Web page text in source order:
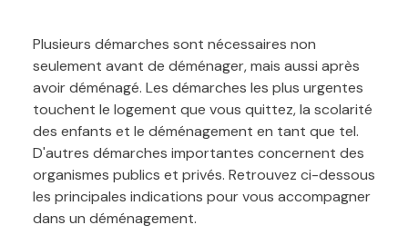
Plusieurs démarches sont nécessaires non
seulement avant de déménager, mais aussi après
avoir déménagé. Les démarches les plus urgentes
touchent le logement que vous quittez, la scolarité
des enfants et le déménagement en tant que tel.
D'autres démarches importantes concernent des
organismes publics et privés. Retrouvez ci-dessous
les principales indications pour vous accompagner
dans un déménagement.